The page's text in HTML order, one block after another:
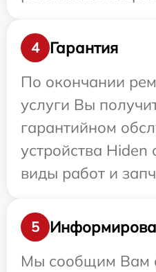
4
Гарантия
По окончании
услуги Вы
гарантийном
устройства Hiden
виды работ и
5
Мы сообщим Вам